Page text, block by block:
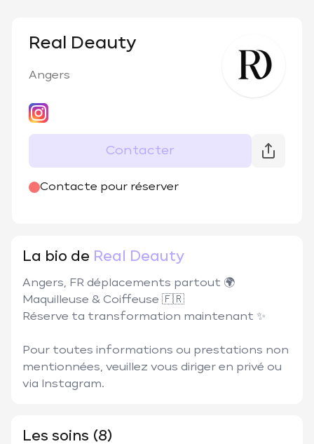
Real Deauty
Angers
Contacter
Contacte pour réserver
@realdeauty_
La bio de Real Deauty
Angers, FR déplacements partout 🌍
Maquilleuse & Coiffeuse 🇫🇷
Réserve ta transformation maintenant ✨
Pour toutes informations ou prestations non
mentionnées, veuillez vous diriger en privé ou
via Instagram.
Les soins (8)